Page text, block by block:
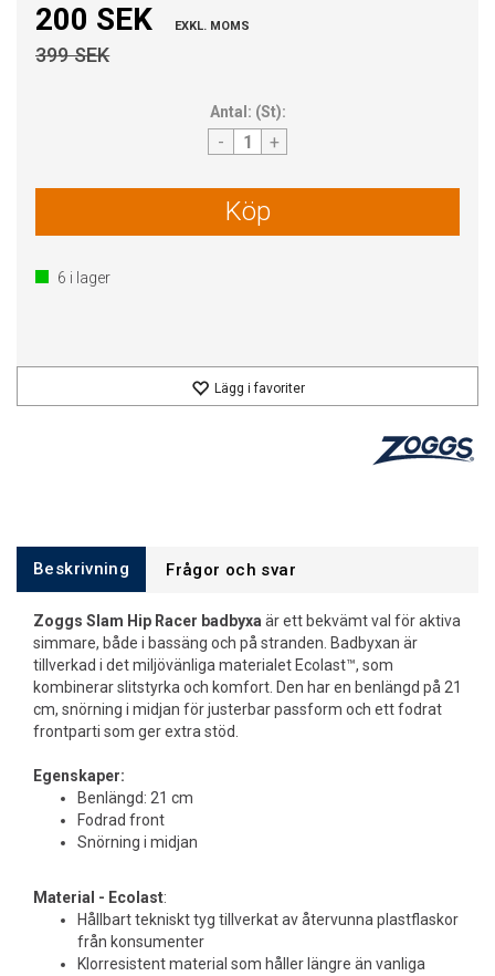
200 SEK EXKL. MOMS
399 SEK
Antal: (St):
- +
Köp
6 i lager
Lägg i favoriter
Beskrivning Frågor och svar
Zoggs Slam Hip Racer badbyxa är ett bekvämt val för aktiva
simmare, både i bassäng och på stranden. Badbyxan är
tillverkad i det miljövänliga materialet Ecolast™, som
kombinerar slitstyrka och komfort. Den har en benlängd på 21
cm, snörning i midjan för justerbar passform och ett fodrat
frontparti som ger extra stöd.
Egenskaper:
Benlängd: 21 cm
Fodrad front
Snörning i midjan
Material - Ecolast:
Hållbart tekniskt tyg tillverkat av återvunna plastflaskor
från konsumenter
Klorresistent material som håller längre än vanliga